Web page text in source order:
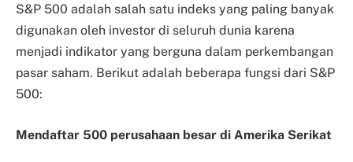
S&P 500 adalah salah satu indeks yang paling banyak
digunakan oleh investor di seluruh dunia karena
menjadi indikator yang berguna dalam perkembangan
pasar saham. Berikut adalah beberapa fungsi dari S&P
500:
Mendaftar 500 perusahaan besar di Amerika Serikat